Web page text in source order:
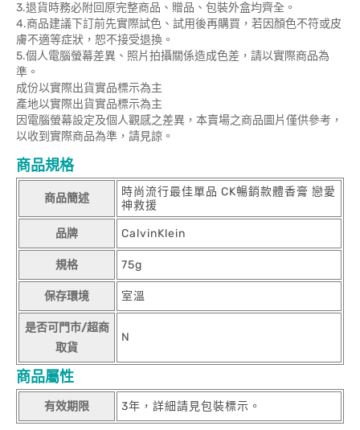
3.退貨時務必附回原完整商品、贈品、包裝外盒均齊全。
4.商品建議下訂前先實際試色、試用後再購買，若因顏色不符或皮
膚不適等症狀，恕不接受退換。
5.個人電腦螢幕差異、照片拍攝關係造成色差，請以實際商品為
準。
成份以實際出貨實品標示為主
產地以實際出貨實品標示為主
因電腦螢幕設定及個人觀感之差異，本賣場之商品圖片僅供參考，
以收到實際商品為準，請見諒。
商品規格
商品簡述
時尚流行最佳單品 CK暢銷款體香膏 戀愛
神救援
品牌 CalvinKlein
規格 75g
保存環境 室溫
是否可門市/超商
取貨
N
商品屬性
有效期限 3年，詳細請見包裝標示。